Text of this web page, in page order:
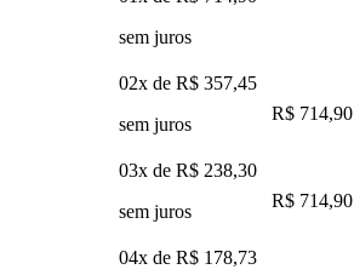
sem juros
02x de R$ 357,45
sem juros
R$ 714,90
03x de R$ 238,30
sem juros
R$ 714,90
04x de R$ 178,73